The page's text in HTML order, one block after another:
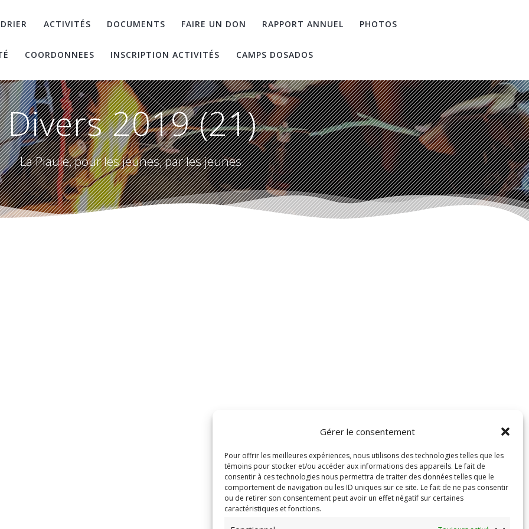
Gérer le consentement
Pour offrir les meilleures expériences, nous utilisons des technologies telles que les
témoins pour stocker et/ou accéder aux informations des appareils. Le fait de
consentir à ces technologies nous permettra de traiter des données telles que le
comportement de navigation ou les ID uniques sur ce site. Le fait de ne pas consentir
ou de retirer son consentement peut avoir un effet négatif sur certaines
caractéristiques et fonctions.
ACTIVITÉS DOCUMENTS FAIRE UN DON RAPPORT ANNUEL PHOTOS
COORDONNEES INSCRIPTION ACTIVITÉS CAMPS DOSADOS
Divers 2019 (21)
La Piaule, pour les jeunes, par les jeunes.